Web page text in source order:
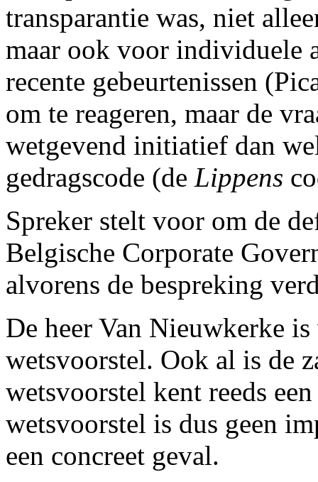
transparantie was, niet
maar ook voor individuele
recente gebeurtenissen
om te reageren, maar de
wetgevend initiatief dan
gedragscode (de Lippens
Spreker stelt voor om de
Belgische Corporate
alvorens de bespreking
De heer Van Nieuwkerke
wetsvoorstel. Ook al is de
wetsvoorstel kent reeds
wetsvoorstel is dus geen
een concreet geval.